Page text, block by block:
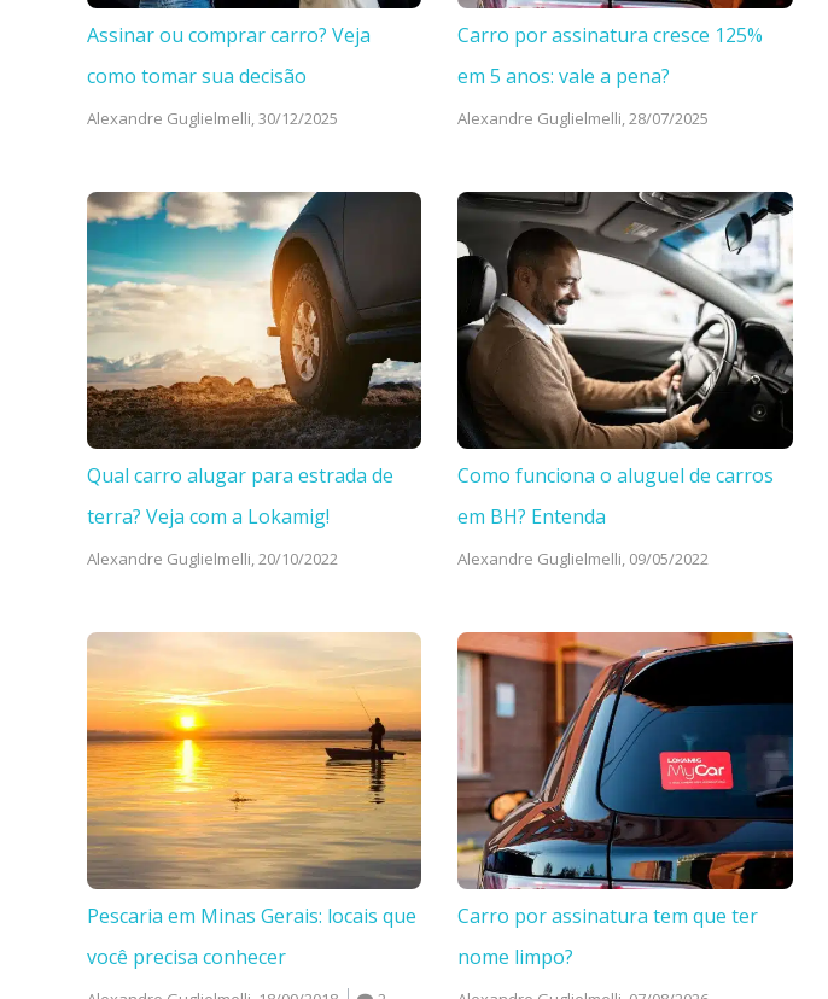
Assinar ou comprar carro? Veja
como tomar sua decisão
Alexandre Guglielmelli,30/12/2025
Carro por assinatura cresce 125%
em 5 anos: vale a pena?
Alexandre Guglielmelli,28/07/2025
Qual carro alugar para estrada de
terra? Veja com a Lokamig!
Alexandre Guglielmelli,20/10/2022
Como funciona o aluguel de carros
em BH? Entenda
Alexandre Guglielmelli, 09/05/2022
Pescaria em Minas Gerais: locais que
você precisa conhecer
Carro por assinatura tem que ter
nome limpo?